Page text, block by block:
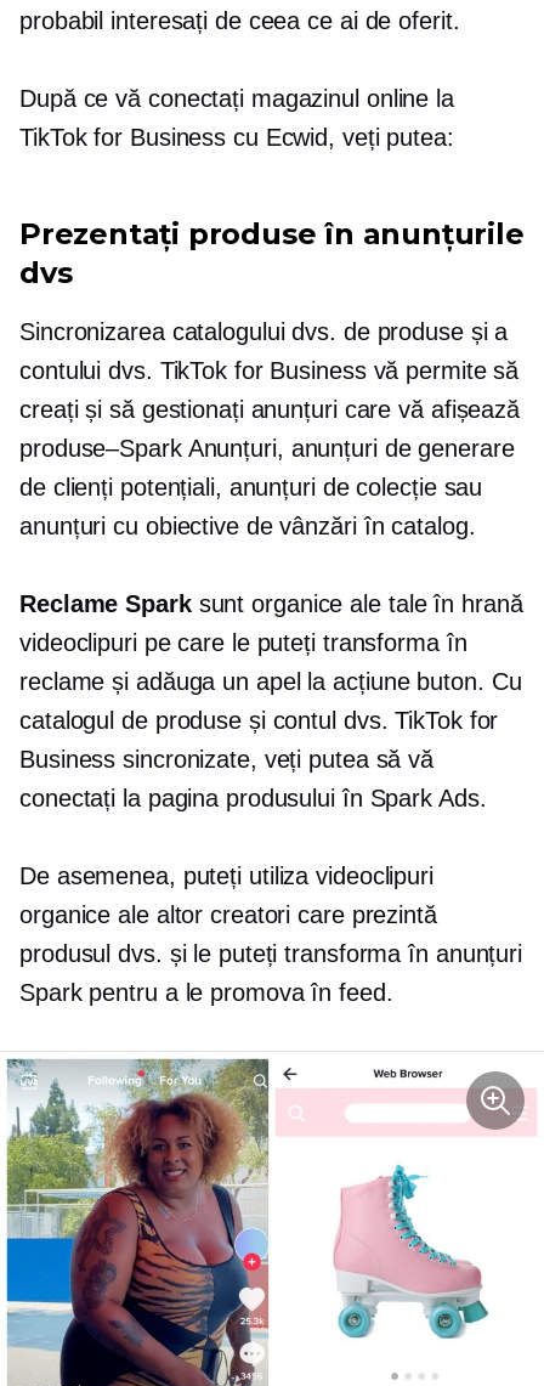
probabil interesați de ceea ce ai de oferit.
După ce vă conectați magazinul online la
TikTok for Business cu Ecwid, veți putea:
Prezentați produse în anunțurile
dvs
Sincronizarea catalogului dvs. de produse și a
contului dvs. TikTok for Business vă permite să
creați și să gestionați anunțuri care vă afișează
produse–SparkAnunțuri, anunțuri de generare
de clienți potențiali, anunțuri de colecție sau
anunțuri cu obiective de vânzări în catalog.
Reclame Sparksunt organice ale taleîn hrană
videoclipuri pe care le puteți transforma în
reclame și adăuga un apel la acțiunebuton. Cu
catalogul de produse și contul dvs. TikTok for
Business sincronizate, veți putea să vă
conectați la pagina produsului în Spark Ads.
De asemenea, puteți utiliza videoclipuri
organice ale altor creatori care prezintă
produsul dvs. și le puteți transforma în anunțuri
Spark pentru a le promova în feed.